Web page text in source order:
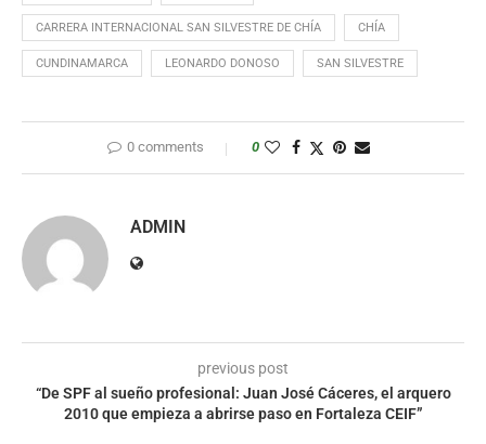
CARRERA INTERNACIONAL SAN SILVESTRE DE CHÍA CHÍA
CUNDINAMARCA LEONARDO DONOSO SAN SILVESTRE
0 comments 0
ADMIN
previous post
“De SPF al sueño profesional: Juan José Cáceres, el arquero
2010 que empieza a abrirse paso en Fortaleza CEIF”